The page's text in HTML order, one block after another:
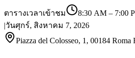
ตารางเวลาเข้าชม 8:30 AM – 7:00
|วันศุกร์, สิงหาคม 7, 2026
Piazza del Colosseo, 1, 00184